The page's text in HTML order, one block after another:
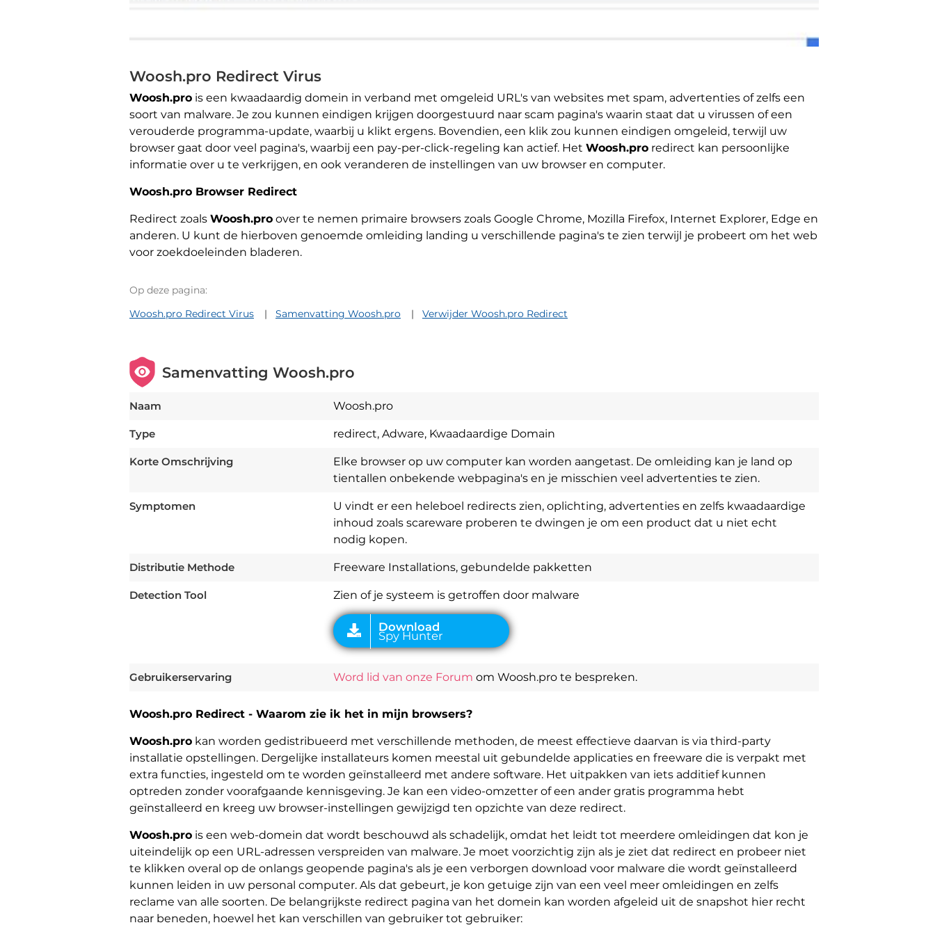
Woosh.pro Redirect Virus
Woosh.pro is een kwaadaardig domein in verband met omgeleid URL's van websites met spam, advertenties of zelfs een
soort van malware. Je zou kunnen eindigen krijgen doorgestuurd naar scam pagina's waarin staat dat u virussen of een
verouderde programma-update, waarbij u klikt ergens. Bovendien, een klik zou kunnen eindigen omgeleid, terwijl uw
browser gaat door veel pagina's, waarbij een pay-per-click-regeling kan actief. Het Woosh.pro redirect kan persoonlijke
informatie over u te verkrijgen, en ook veranderen de instellingen van uw browser en computer.
Woosh.pro Browser Redirect
Redirect zoals Woosh.pro over te nemen primaire browsers zoals Google Chrome, Mozilla Firefox, Internet Explorer, Edge en
anderen. U kunt de hierboven genoemde omleiding landing u verschillende pagina's te zien terwijl je probeert om het web
voor zoekdoeleinden bladeren.
Op deze pagina:
Woosh.pro Redirect Virus
Samenvatting Woosh.pro Verwijder Woosh.pro Redirect
Samenvatting Woosh.pro
Naam Woosh.pro
Type redirect, Adware, Kwaadaardige Domain
Korte Omschrijving
Elke browser op uw computer kan worden aangetast. De omleiding kan je land op
tientallen onbekende webpagina's en je misschien veel advertenties te zien.
Symptomen
U vindt er een heleboel redirects zien, oplichting, advertenties en zelfs kwaadaardige
inhoud zoals scareware proberen te dwingen je om een ​​product dat u niet echt
nodig kopen.
Distributie Methode Freeware Installations, gebundelde pakketten
Detection Tool Zien of je systeem is getroffen door malware
Download
Gebruikerservaring Word lid van onze Forum om Woosh.pro te bespreken.
Woosh.pro Redirect - Waarom zie ik het in mijn browsers?
Woosh.pro kan worden gedistribueerd met verschillende methoden, de meest effectieve daarvan is via third-party
installatie opstellingen. Dergelijke installateurs komen meestal uit gebundelde applicaties en freeware die is verpakt met
extra functies, ingesteld om te worden geïnstalleerd met andere software. Het uitpakken van iets additief kunnen
optreden zonder voorafgaande kennisgeving. Je kan een video-omzetter of een ander gratis programma hebt
geïnstalleerd en kreeg uw browser-instellingen gewijzigd ten opzichte van deze redirect.
Woosh.pro is een web-domein dat wordt beschouwd als schadelijk, omdat het leidt tot meerdere omleidingen dat kon je
uiteindelijk op een URL-adressen verspreiden van malware. Je moet voorzichtig zijn als je ziet dat redirect en probeer niet
te klikken overal op de onlangs geopende pagina's als je een verborgen download voor malware die wordt geïnstalleerd
kunnen leiden in uw personal computer. Als dat gebeurt, je kon getuige zijn van een veel meer omleidingen en zelfs
reclame van alle soorten. De belangrijkste redirect pagina van het domein kan worden afgeleid uit de snapshot hier recht
naar beneden, hoewel het kan verschillen van gebruiker tot gebruiker: